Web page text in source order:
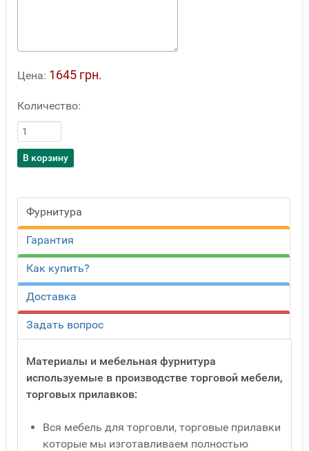
Цена: 1645 грн.
Количество:
Фурнитура
Гарантия
Как купить?
Доставка
Задать вопрос
Материалы и мебельная фурнитура
используемые в производстве торговой мебели,
торговых прилавков:
Вся мебель для торговли, торговые прилавки
которые мы изготавливаем полностью